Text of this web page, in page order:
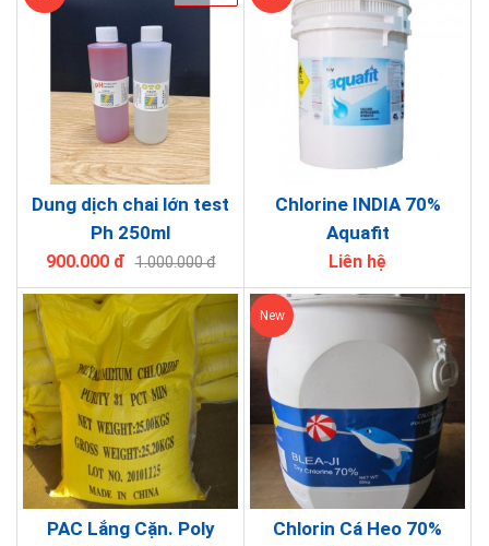
Dung dịch chai lớn test
Ph 250ml
900.000 đ 1.000.000 đ
Chlorine INDIA 70%
Aquafit
Liên hệ
PAC Lắng Cặn. Poly
New
Chlorin Cá Heo 70%